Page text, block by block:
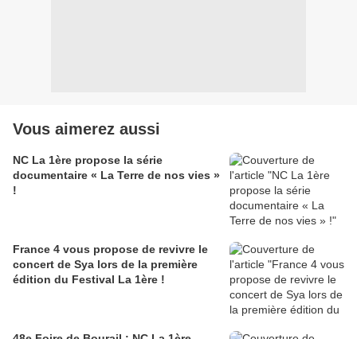
Vous aimerez aussi
NC La 1ère propose la série
documentaire « La Terre de nos vies »
!
France 4 vous propose de revivre le
concert de Sya lors de la première
édition du Festival La 1ère !